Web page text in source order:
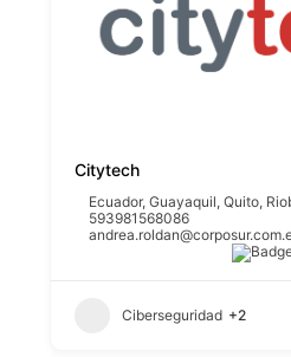
Citytech
Ecuador,Guayaquil,Quito,
593981568086
Ciberseguridad +2